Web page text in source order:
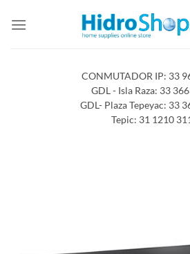
CONMUTADOR IP: 33
GDL - Isla Raza: 33
GDL- Plaza Tepeyac: 33
Tepic: 31 1210